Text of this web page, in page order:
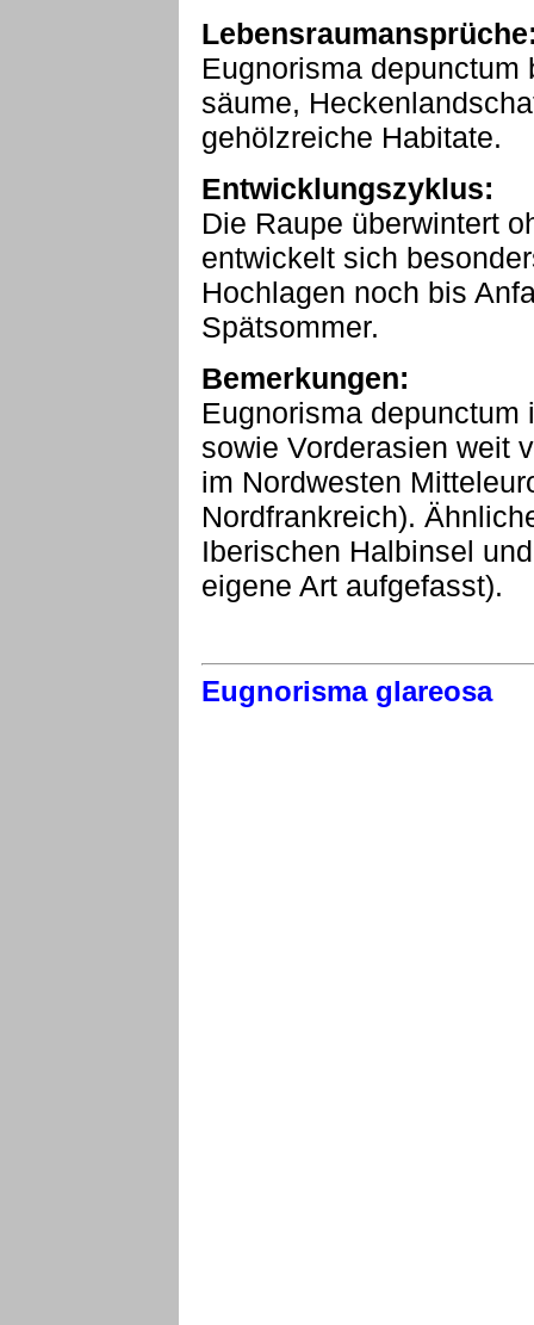
Eugnorisma depunctum
säume,
gehölzreiche Habitate.
Entwicklungszyklus:
Die Raupe überwintert
entwickelt sich
Hochlagen noch bis
Spätsommer.
Bemerkungen:
Eugnorisma
sowie Vorderasien weit
im Nordwesten
Nordfrankreich).
Iberischen Halbinsel
eigene Art aufgefasst).
Eugnorisma glareosa